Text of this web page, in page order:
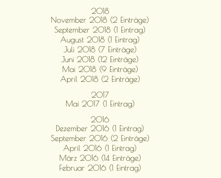
2018
November 2018 (2 Einträge)
September 2018 (1 Eintrag)
August 2018 (1 Eintrag)
Juli 2018 (7 Einträge)
Juni 2018 (12 Einträge)
Mai 2018 (9 Einträge)
April 2018 (2 Einträge)
2017
Mai 2017 (1 Eintrag)
2016
Dezember 2016 (1 Eintrag)
September 2016 (2 Einträge)
April 2016 (1 Eintrag)
März 2016 (14 Einträge)
Februar 2016 (1 Eintrag)